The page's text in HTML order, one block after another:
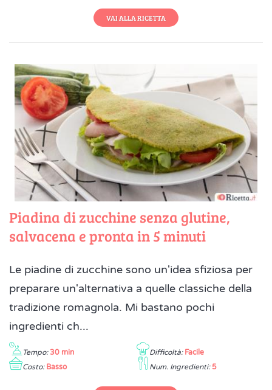
VAI ALLA RICETTA
Piadina di zucchine senza glutine,
salvacena e pronta in 5 minuti
Le piadine di zucchine sono un'idea sfiziosa per
preparare un'alternativa a quelle classiche della
tradizione romagnola. Mi bastano pochi
ingredienti ch...
Tempo: 30 min Difficoltà: Facile
Costo: Basso Num. Ingredienti: 5